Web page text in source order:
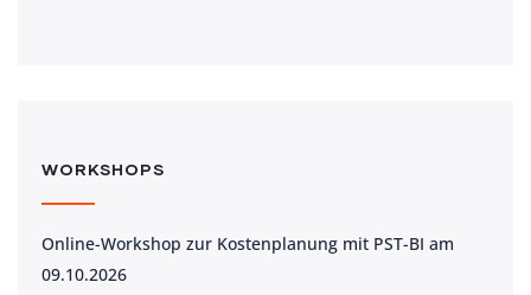
WORKSHOPS
Online-Workshop zur Kostenplanung mit PST-BI am
09.10.2026